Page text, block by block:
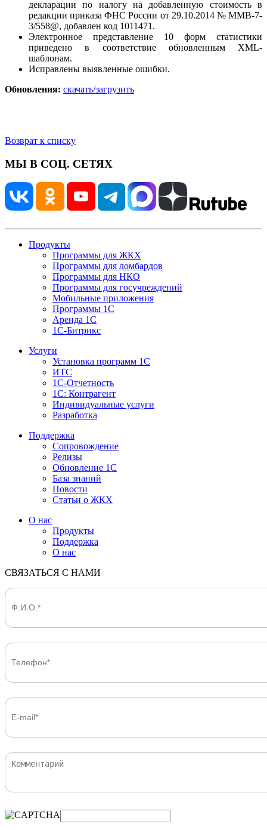
декларации по налогу на добавленную стоимость в
редакции приказа ФНС России от 29.10.2014 № ММВ-7-
3/558@, добавлен код 1011471.
Электронное представление 10 форм статистики
приведено в соответствие обновленным XML-
шаблонам.
Исправлены выявленные ошибки.
Обновления: скачать/загрузить
Возврат к списку
МЫ В СОЦ. СЕТЯХ
Продукты
Программы для ЖКХ
Программы для ломбардов
Программы для НКО
Программы для госучреждений
Мобильные приложения
Программы 1С
Аренда 1С
1С-Битрикс
Услуги
Установка программ 1С
ИТС
1С-Отчетность
1С: Контрагент
Индивидуальные услуги
Разработка
Поддержка
Сопровождение
Релизы
Обновление 1С
База знаний
Новости
Статьи о ЖКХ
О нас
Продукты
Поддержка
О нас
СВЯЗАТЬСЯ С НАМИ